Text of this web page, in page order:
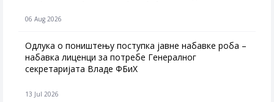
06 Aug 2026
Одлука о поништењу поступка јавне набавке роба –
набавка лиценци за потребе Генералног
секретаријата Владе ФБиХ
13 Jul 2026